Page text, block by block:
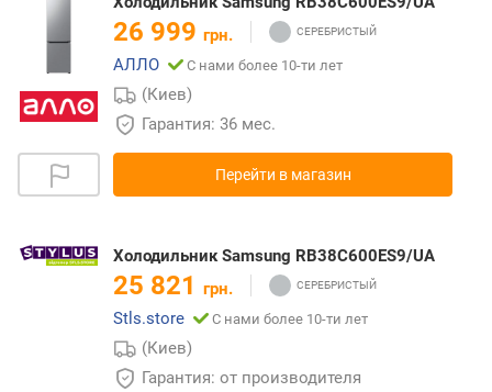
26 999 грн.
АЛЛО
С нами более 10-ти лет
(Киев)
Гарантия: 36 мес.
Перейти в магазин
Холодильник Samsung RB38C600ES9/UA
25 821 грн.
Stls.store
С нами более 10-ти лет
(Киев)
Гарантия: от производителя